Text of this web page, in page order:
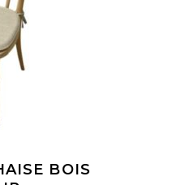
À MA
BOIS